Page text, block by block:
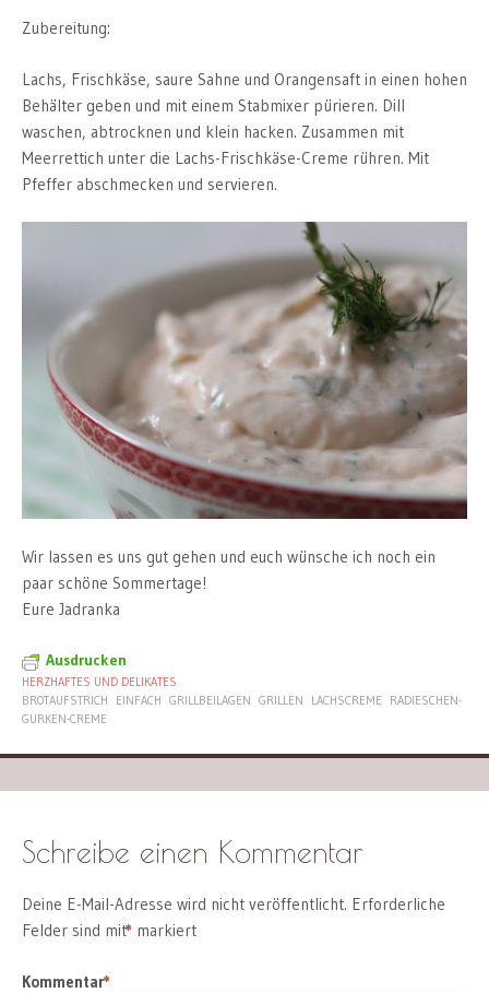
Zubereitung:
Lachs, Frischkäse, saure Sahne und Orangensaft in einen hohen
Behälter geben und mit einem Stabmixer pürieren. Dill
waschen, abtrocknen und klein hacken. Zusammen mit
Meerrettich unter die Lachs-Frischkäse-Creme rühren. Mit
Pfeffer abschmecken und servieren.
Wir lassen es uns gut gehen und euch wünsche ich noch ein
paar schöne Sommertage!
Eure Jadranka
Ausdrucken
HERZHAFTES UND DELIKATES
BROTAUFSTRICH
EINFACH GRILLBEILAGEN GRILLEN LACHSCREME
RADIESCHEN-
GURKEN-CREME
Schreibe einen Kommentar
Deine E-Mail-Adresse wird nicht veröffentlicht. Erforderliche
Felder sind mit
* markiert
Kommentar
*